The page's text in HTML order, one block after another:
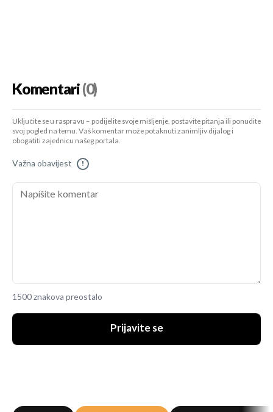
Komentari(0)
Uključite se u raspravu – podijelite svoje mišljenje, postavite pitanja ili ponudite
svoj pogled na temu. Vaš komentar može potaknuti zanimljiv dijalog i
obogatiti zajednicu našeg portala.
Važna obavijest !
1500 znakova preostalo
Prijavite se